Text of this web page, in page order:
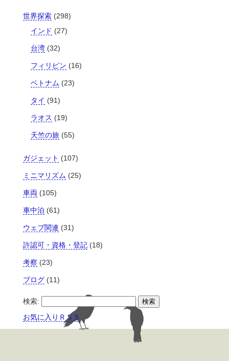
世界探索(298)
インド (27)
台湾(32)
フィリピン (16)
ベトナム (23)
タイ (91)
ラオス (19)
天竺の旅(55)
ガジェット (107)
ミニマリズム (25)
車両 (105)
車中泊 (61)
ウェブ関連 (31)
許認可・資格・登記(18)
考察 (23)
ブログ(11)
検索:
お気に入りＲＳＳ